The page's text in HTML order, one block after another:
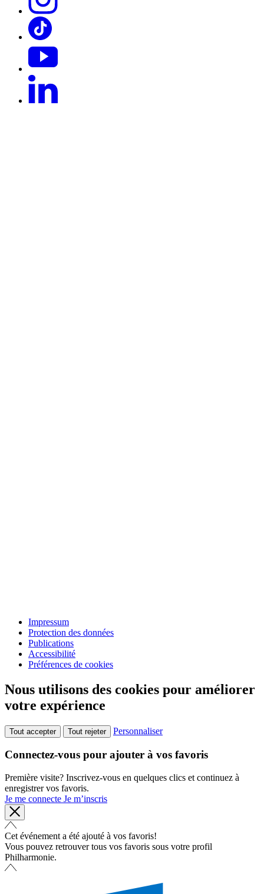
Impressum
Protection des données
Publications
Accessibilité
Préférences de cookies
Nous utilisons des cookies pour améliorer
votre expérience
Tout accepter Tout rejeter Personnaliser
Connectez-vous pour ajouter à vos favoris
Première visite? Inscrivez-vous en quelques clics et continuez à
enregistrer vos favoris.
Je me connecte Je m’inscris
Cet événement a été ajouté à vos favoris!
Vous pouvez retrouver tous vos favoris sous votre profil
Philharmonie.